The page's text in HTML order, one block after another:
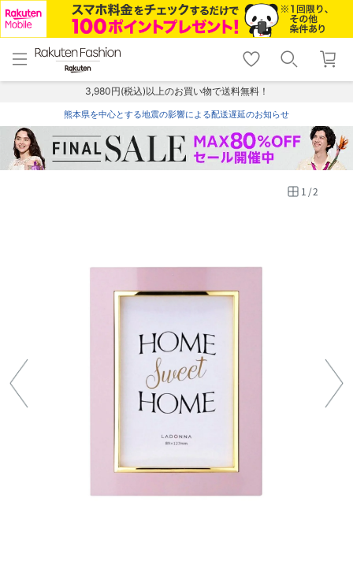
menu home
トップ
shopping_cart lock_outline
ログイン
3,980円(税込)以上のお買い物で送料無料！
熊本県を中心とする地震の影響による配送遅延のお知らせ
1 /2